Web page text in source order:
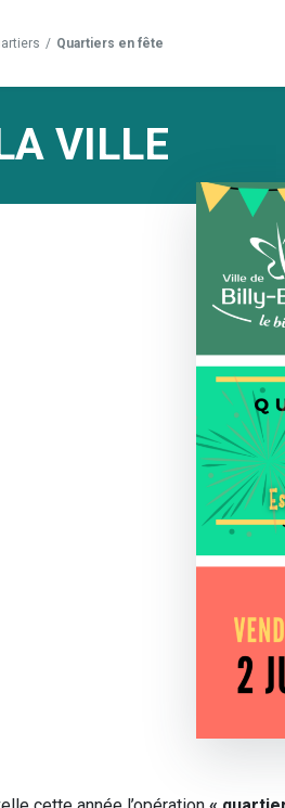
/ Quartiers en fête
VILLE